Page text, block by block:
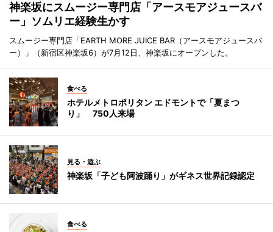
神楽坂にスムージー専門店「アースモアジュースバ
ー」ソムリエ経験生かす
スムージー専門店「EARTH MORE JUICE BAR（アースモアジュースバ
ー）」（新宿区神楽坂6）が7月12日、神楽坂にオープンした。
食べる
ホテルメトロポリタン エドモントで「夏まつ
り」 750人来場
見る・遊ぶ
神楽坂「子ども阿波踊り」がギネス世界記録認定
食べる